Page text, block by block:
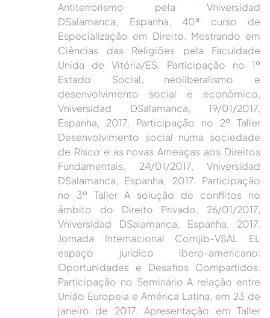
Antiterrorismo pela Vniversidad
DSalamanca, Espanha, 40ª curso de
Especialização em Direito. Mestrando em
Ciências das Religiões pela Faculdade
Unida de Vitória/ES. Participação no 1º
Estado Social, neoliberalismo e
desenvolvimento social e econômico,
Vniversidad DSalamanca, 19/01/2017,
Espanha, 2017. Participação no 2º Taller
Desenvolvimento social numa sociedade
de Risco e as novas Ameaças aos Direitos
Fundamentais, 24/01/2017, Vniversidad
DSalamanca, Espanha, 2017. Participação
no 3º Taller A solução de conflitos no
âmbito do Direito Privado, 26/01/2017,
Vniversidad DSalamanca, Espanha, 2017.
Jornada Internacional Comjib-VSAL EL
espaço jurídico ibero-americano:
Oportunidades e Desafios Compartidos.
Participação no Seminário A relação entre
União Europeia e América Latina, em 23 de
janeiro de 2017. Apresentação em Taller